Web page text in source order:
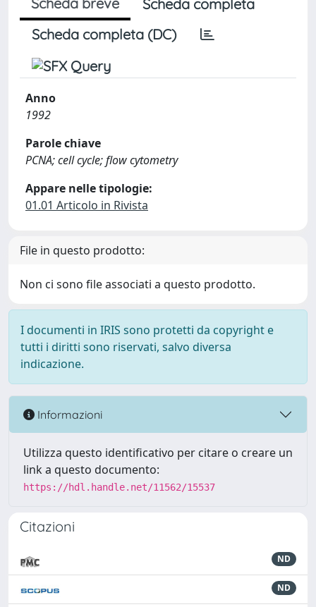
Scheda completa
Scheda completa (DC)
Anno
1992
Parole chiave
PCNA; cell cycle; flow cytometry
Appare nelle tipologie:
01.01 Articolo in Rivista
File in questo prodotto:
Non ci sono file associati a questo prodotto.
I documenti in IRIS sono protetti da copyright e
tutti i diritti sono riservati, salvo diversa
indicazione.
Informazioni
Utilizza questo identificativo per citare o creare un
link a questo documento:
https://hdl.handle.net/11562/15537
Citazioni
ND
ND